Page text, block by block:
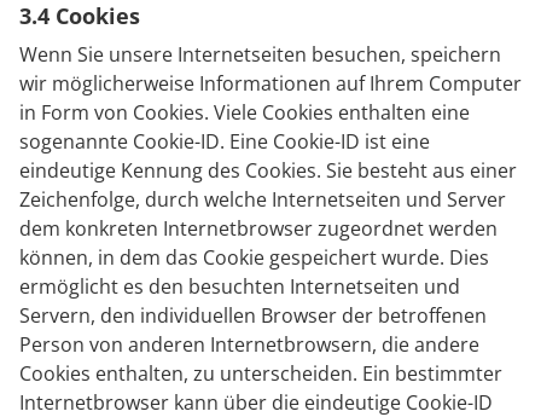
3.4 Cookies
Wenn Sie unsere Internetseiten besuchen, speichern
wir möglicherweise Informationen auf Ihrem Computer
in Form von Cookies. Viele Cookies enthalten eine
sogenannte Cookie-ID. Eine Cookie-ID ist eine
eindeutige Kennung des Cookies. Sie besteht aus einer
Zeichenfolge, durch welche Internetseiten und Server
dem konkreten Internetbrowser zugeordnet werden
können, in dem das Cookie gespeichert wurde. Dies
ermöglicht es den besuchten Internetseiten und
Servern, den individuellen Browser der betroffenen
Person von anderen Internetbrowsern, die andere
Cookies enthalten, zu unterscheiden. Ein bestimmter
Internetbrowser kann über die eindeutige Cookie-ID